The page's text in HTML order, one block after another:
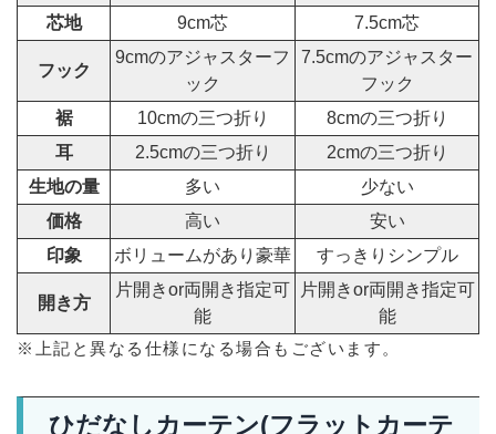
芯地 9cm芯 7.5cm芯
フック
9cmのアジャスターフ
ック
7.5cmのアジャスター
フック
裾
10cmの三つ折り
8cmの三つ折り
耳
2.5cmの三つ折り
2cmの三つ折り
生地の量
多い
少ない
価格
高い
安い
印象
ボリュームがあり豪華 すっきりシンプル
開き方
片開きor両開き指定可
能
片開きor両開き指定可
能
※上記と異なる仕様になる場合もございます。
ひだなしカーテン(フラットカーテ